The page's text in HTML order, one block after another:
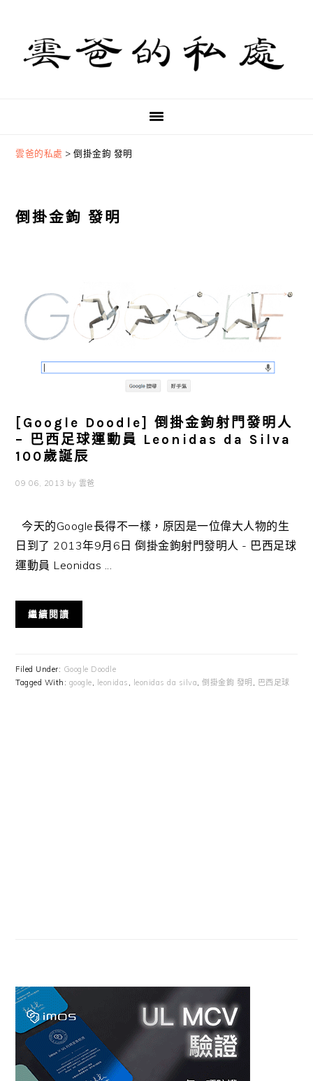
primary
navigation
content
primary
sidebar
雲爸的私處 >倒掛金鉤 發明
倒掛金鉤 發明
[Google Doodle] 倒掛金鉤射門發明人
– 巴西足球運動員 Leonidas da Silva
100歲誕辰
09 06, 2013 by 雲爸
今天的Google長得不一樣，原因是一位偉大人物的生
日到了 2013年9月6日 倒掛金鉤射門發明人 - 巴西足球
運動員 Leonidas ...
繼續閱讀
Filed Under: Google Doodle
Tagged With: google leonidas leonidas da silva ,倒掛金鉤 發明 巴西足球